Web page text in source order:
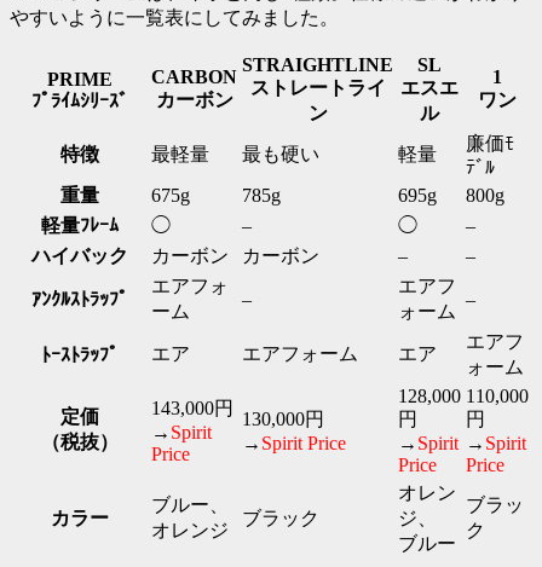
やすいように一覧表にしてみました。
PRIME
ﾌﾟﾗｲﾑｼﾘｰｽﾞ
CARBON
カーボン
STRAIGHTLINE
ストレートライ
ン
SL
エスエ
ル
1
ワン
特徴 最軽量 最も硬い 軽量
廉価ﾓ
ﾃﾞﾙ
重量
675g 785g 695g
800g
軽量ﾌﾚｰﾑ
◯ – ◯
–
ハイバック
カーボン カーボン – –
ｱﾝｸﾙｽﾄﾗｯﾌﾟ
エアフォ
ーム
–
エアフ
ォーム
–
ﾄｰｽﾄﾗｯﾌﾟ エア エアフォーム エア
エアフ
ォーム
定価
（税抜）
143,000円
→ Spirit
Price
130,000円
→ Spirit Price
128,000
円
→ Spirit
Price
110,000
円
→ Spirit
Price
カラー
ブルー、
オレンジ
ブラック
オレン
ジ、
ブルー
ブラッ
ク